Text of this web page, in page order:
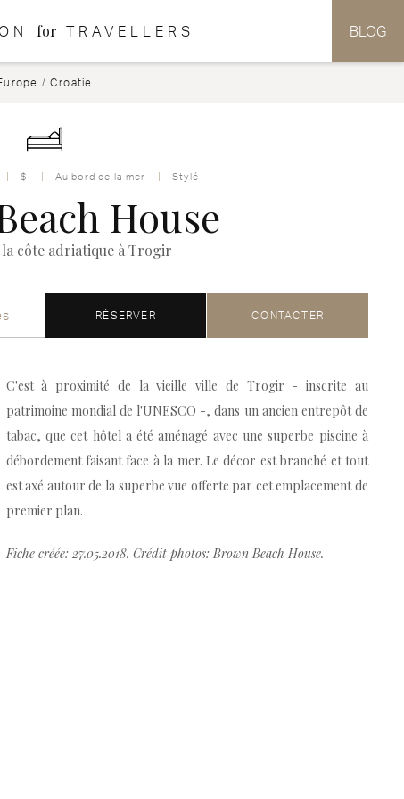
for TRAVELLERS BLOG
/ Croatie
$ Au bord de la mer Stylé
House
côte adriatique à Trogir
RÉSERVER CONTACTER
C'est à proximité de la vieille ville de Trogir - inscrite au
patrimoine mondial de l'UNESCO -, dans un ancien entrepôt de
tabac, que cet hôtel a été aménagé avec une superbe piscine à
débordement faisant face à la mer. Le décor est branché et tout
est axé autour de la superbe vue offerte par cet emplacement de
premier plan.
Fiche créée: 27.05.2018. Crédit photos: Brown Beach House.